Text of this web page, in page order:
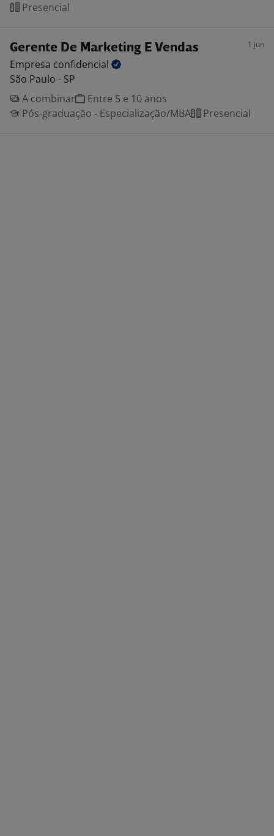
Presencial
Gerente De Marketing E Vendas 1 jun
Empresa confidencial
São Paulo - SP
A combinar
Entre 5 e 10 anos
Pós-graduação - Especialização/MBA
Presencial